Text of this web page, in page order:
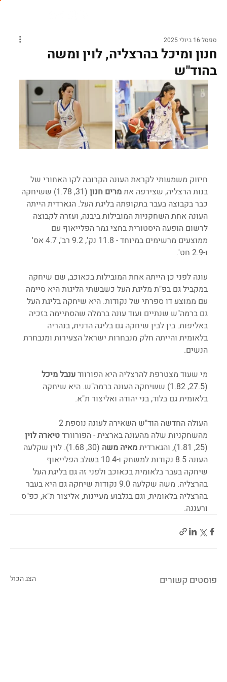
חנון ומיכל בהרצליה, לוין ומשה
בהוד"ש
ספסל 16 ביולי 2025
חיזוק משמעותי לקראת העונה הקרובה לקו האחורי של
בנות הרצליה, שצירפה את מרים חנון
(31, 1.78) ששיחקה
כבר בקבוצה בעבר בתקופתה בליגת העל. הגארדית הייתה
העונה אחת השחקניות המובילות ביבנה, ועזרה לקבוצה
לרשום הופעה היסטורית בחצי גמר הפלייאוף עם
ממוצעים מרשימים במיוחד - 11.8 נק', 9.2 רב', 4.7 אס'
ו-2.9 חט'.
עונה לפני כן הייתה אחת המובילות בכאוכב, שם שיחקה
במקביל גם בפ"ת מליגת העל כשבשתי הליגות היא סיימה
עם ממוצע דו ספרתי של נקודות. היא שיחקה בליגת העל
גם ברמה"ש שנתיים ועוד עונה ברמלה שהסתיימה בזכיה
באליפות. בין לבין שיחקה גם בליגה הדנית, בנהריה
בלאומית והייתה חלק מנבחרות ישראל הצעירות ומנבחרת
הנשים.
מי שעוד מצטרפת להרצליה היא הפורווד ענבל מיכל
(27.5, 1.82) ששיחקה העונה ברמה"ש. היא שיחקה
בלאומית גם בלוד, בני יהודה ואליצור ת"א.
מהשחקניות שלה מהעונה בארצית - הפורוורד טיארה לוין
(25, 1.81), והגארדית
מאיה משה
(30, 1.68). לוין שקלעה
העונה 8.5 נקודות למשחק ו-10.4 בשלב הפלייאוף
שיחקה בעבר בלאומית בכאוכב ולפני זה גם בליגת העל
בהרצליה. משה שקלעה 9.0 נקודות שיחקה גם היא בעבר
בהרצליה בלאומית, וגם בגלבוע מעיינות, אליצור ת"א, כפ"ס
ורעננה.
פוסטים קשורים הצג הכול